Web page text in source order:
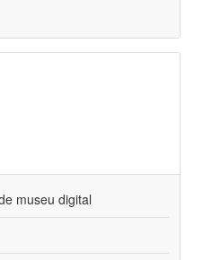
museu digital